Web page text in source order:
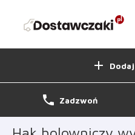
add
phone Zadzwoń